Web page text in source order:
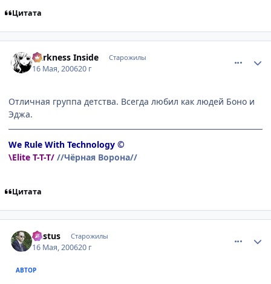
Цитата
Darkness Inside Старожилы
16 Мая, 200620 г
Отличная группа детства. Всегда любил как людей Боно и
Эджа.
We Rule With Technology ©
\Elite T-T-T/ //Чёрная Ворона//
Цитата
Destus Старожилы
16 Мая, 200620 г
АВТОР